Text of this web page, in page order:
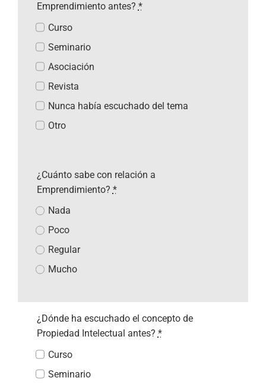
Emprendimiento antes? *
Curso
Seminario
Asociación
Revista
Nunca había escuchado del tema
Otro
¿Cuánto sabe con relación a
Emprendimiento? *
Nada
Poco
Regular
Mucho
¿Dónde ha escuchado el concepto de
Propiedad Intelectual antes? *
Curso
Seminario